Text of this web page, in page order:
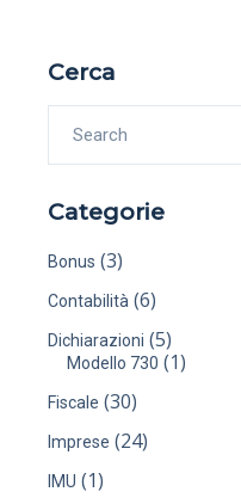
Cerca
Categorie
Bonus (3)
Contabilità (6)
Dichiarazioni (5)
Modello 730 (1)
Fiscale (30)
Imprese (24)
IMU (1)